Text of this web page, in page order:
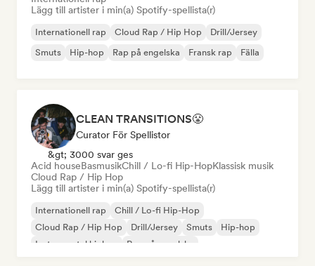
Lägg till artister i min(a) Spotify-spellista(r)
Internationell rap Cloud Rap / Hip Hop
Drill/Jersey
Smuts
Hip-hop Rap på engelska Fransk rap Fälla
CLEAN TRANSITIONS😤
Curator För Spellistor
&gt; 3000 svar ges
Acid houseBasmusikChill / Lo-fi Hip-HopKlassisk musik
Cloud Rap / Hip Hop
Lägg till artister i min(a) Spotify-spellista(r)
Internationell rap
Chill / Lo-fi Hip-Hop
Cloud Rap / Hip Hop
Drill/Jersey Smuts
Hip-hop
Instrumental hiphop
Rap på engelska